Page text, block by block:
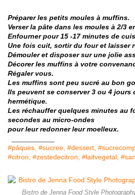
Préparer les petits moules à muffins.
Verser la pâte dans les moules à 2/3
Enfourner pour 15 -17 minutes de
Une fois cuit, sortir du four et laisser
Démouler et disposer sur une jolie
Décorer les muffins à votre
Régaler vous.
Les muffins sont peu sucré au bon
Ils peuvent se conserver 3 ou 4 jours
hermétique.
Les réchauffer quelques minutes au
secondes au micro-ondes
pour leur redonner leur moelleux.
#pâques, #sucree, #dessert,
#citron, #zestedecitron, #laitvegetal,
Bistro de Jenna Food Style